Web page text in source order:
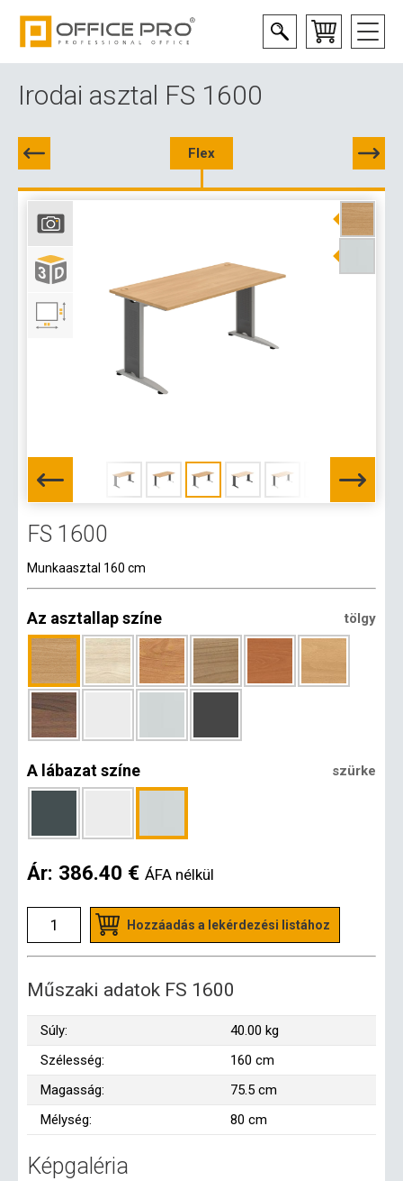
Irodai asztal FS 1600
Flex
FS 1600
Munkaasztal 160 cm
Az asztallap színe tölgy
A lábazat színe szürke
Ár: 386.40 € ÁFA nélkül
Hozzáadás a lekérdezési listához
Műszaki adatok FS 1600
Súly:
40.00 kg
Szélesség:
160 cm
Magasság:
75.5 cm
Mélység:
80 cm
Képgaléria